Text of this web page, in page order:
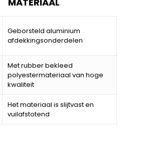
Geborsteld aluminium
afdekkingsonderdelen
Met rubber bekleed
polyestermateriaal van hoge
kwaliteit
Het materiaal is slijtvast en
vuilafstotend